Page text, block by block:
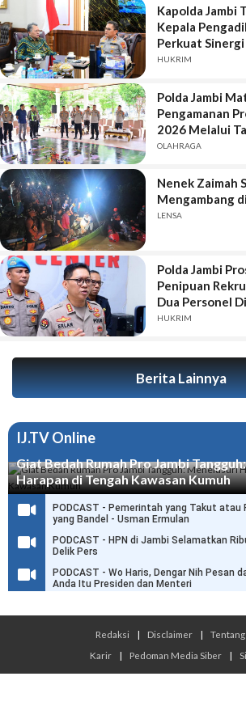
Kapolda Jambi
Kepala
Perkuat
Penegak Hukum
HUKRIM
Polda Jambi
Pengamanan
2026 Melalui
OLAHRAGA
Nenek Zaimah
Mengambang
LENSA
Polda Jambi
Penipuan
Dua Personel
HUKRIM
Berita Lainnya
IJ.TV Online
Giat Bedah Rumah Pro Jambi
Harapan di Tengah Kawasan Kumuh
PODCAST - Pemerintah yang Takut atau
yang Bandel - Usman Ermulan
PODCAST - HPN di Jambi Selamatkan
Delik Pers
PODCAST - Wo Haris, Dengar Nih Pesan
Anda Itu Presiden dan Menteri
Redaksi | Disclaimer |
Tentang
Karir
| Pedoman Media Siber |